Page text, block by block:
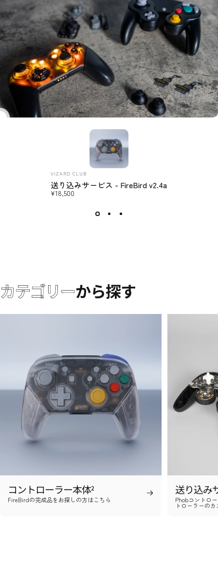
販売業者
VIZARD CLUB
送り込みサービス - FireBird v2.4a
¥18,500
カテゴリーから探す
コントローラー本体2
FireBirdの完成品をお探しの方はこちら
送り込み
Phobコントロ
トローラーの